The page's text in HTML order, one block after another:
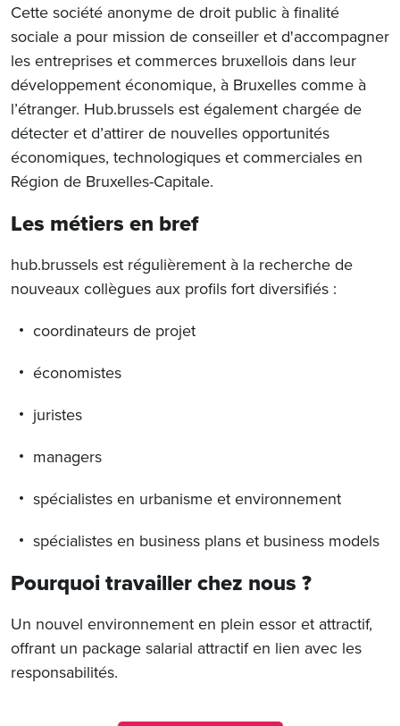
Cette société anonyme de droit public à finalité
sociale a pour mission de conseiller et d'accompagner
les entreprises et commerces bruxellois dans leur
développement économique, à Bruxelles comme à
l’étranger. Hub.brussels est également chargée de
détecter et d’attirer de nouvelles opportunités
économiques, technologiques et commerciales en
Région de Bruxelles-Capitale.
Les métiers en bref
hub.brussels est régulièrement à la recherche de
nouveaux collègues aux profils fort diversifiés :
coordinateurs de projet
économistes
juristes
managers
spécialistes en urbanisme et environnement
spécialistes en business plans et business models
Pourquoi travailler chez nous ?
Un nouvel environnement en plein essor et attractif,
offrant un package salarial attractif en lien avec les
responsabilités.